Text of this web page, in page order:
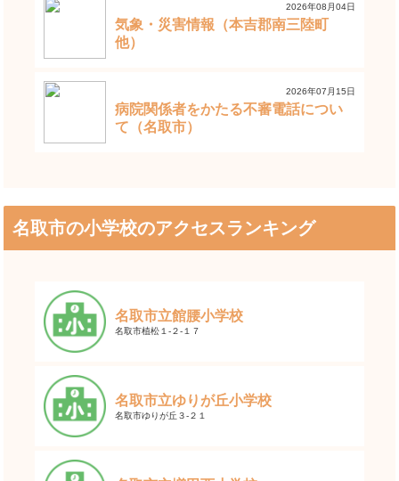
2026年08月04日
気象・災害情報（本吉郡南三陸町
他）
2026年07月15日
病院関係者をかたる不審電話につい
て（名取市）
名取市の小学校のアクセスランキング
名取市立館腰小学校
名取市植松１-２-１７
名取市立ゆりが丘小学校
名取市ゆりが丘３-２１